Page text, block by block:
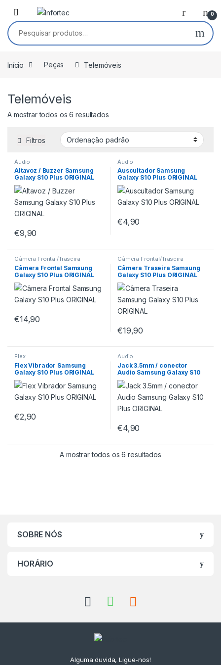
Saltar para navegação
Pular para o conteúdo
0
Pesquisar por:
Início Peças Telemóveis
Telemóveis
A mostrar todos os 6 resultados
Filtros
Áudio
Altavoz / Buzzer Samsung
Galaxy S10 Plus ORIGINAL
€9,90
Áudio
Auscultador Samsung
Galaxy S10 Plus ORIGINAL
€4,90
Câmera Frontal/Traseira
Câmera Frontal Samsung
Galaxy S10 Plus ORIGINAL
€14,90
Câmera Frontal/Traseira
Câmera Traseira Samsung
Galaxy S10 Plus ORIGINAL
€19,90
Flex
Flex Vibrador Samsung
Galaxy S10 Plus ORIGINAL
€2,90
Áudio
Jack 3.5mm / conector
Audio Samsung Galaxy S10
Plus ORIGINAL
€4,90
A mostrar todos os 6 resultados
SOBRE NÓS
HORÁRIO
Alguma duvida, Ligue-nos!